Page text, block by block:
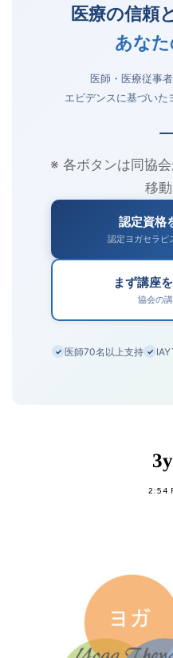
医療の信頼
あなた
医師・医療従事
エビデンスに基づいた
※ 各ボタンは同協
移
認定資格
認定ヨガセラ
まず講座
協会の
✓ 医師70名以上支持 ✓
2:54